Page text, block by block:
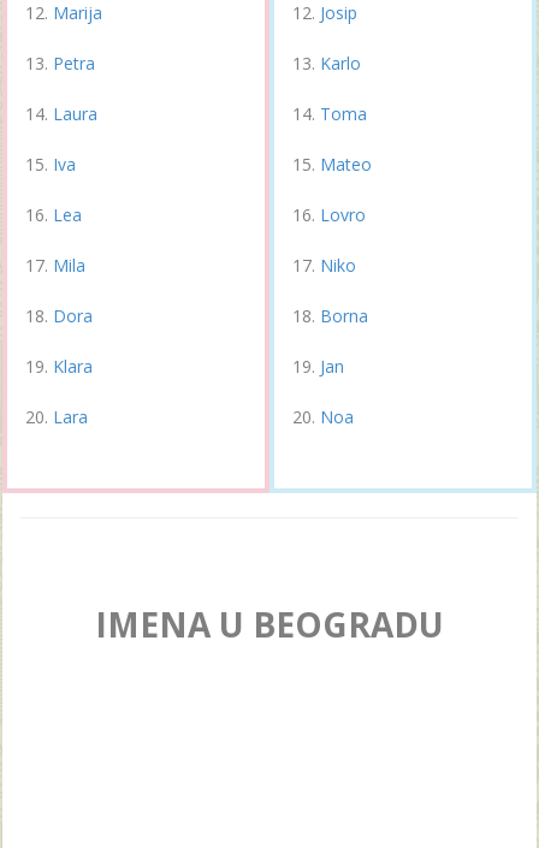
Marija
Petra
Laura
Iva
Lea
Mila
Dora
Klara
Lara
Josip
Karlo
Toma
Mateo
Lovro
Niko
Borna
Jan
Noa
IMENA U BEOGRADU